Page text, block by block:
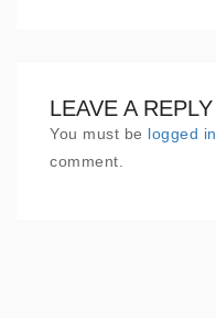
LEAVE A REPLY
You must be logged in
comment.